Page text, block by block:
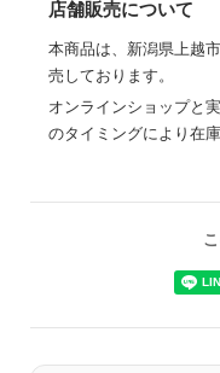
店舗販売について
本商品は、新潟県上越
売しております。
オンラインショップと
のタイミングにより在